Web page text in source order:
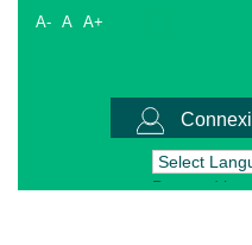
A- A A+
Powered by